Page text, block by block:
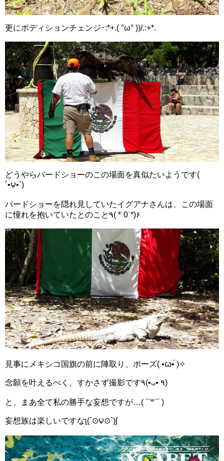
更にポディションチェンジ･:*+.( °ω° ))/.:+*.
どうやらバードショーのこの場面を真似たいようです(
´•౪•`)
バードショーを隠れ見していたイグアナさんは、この場面
に憧れを抱いていたとのこと٩( *˙0˙*)۶
見事にメキシコ国旗の前に陣取り、ポーズ( •ꙍ•́ )✧
念願を叶えるべく、すかさず撮影です٩(•ᴗ• ٩)
と、まあ全て私の勝手な妄想ですが…( ¯꒳¯ )
妄想族は楽しいですなʅ(´⊙౪⊙`)ʃ